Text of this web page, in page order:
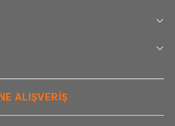
ALIŞVERİŞ